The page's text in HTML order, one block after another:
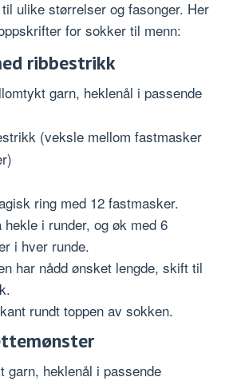
ulike størrelser og fasonger. Her
for sokker til menn:
ribbestrikk
garn, heklenål i passende
(veksle mellom fastmasker
ring med 12 fastmasker.
i runder, og øk med 6
i hver runde.
har nådd ønsket lengde, skift til
rundt toppen av sokken.
garn, heklenål i passende